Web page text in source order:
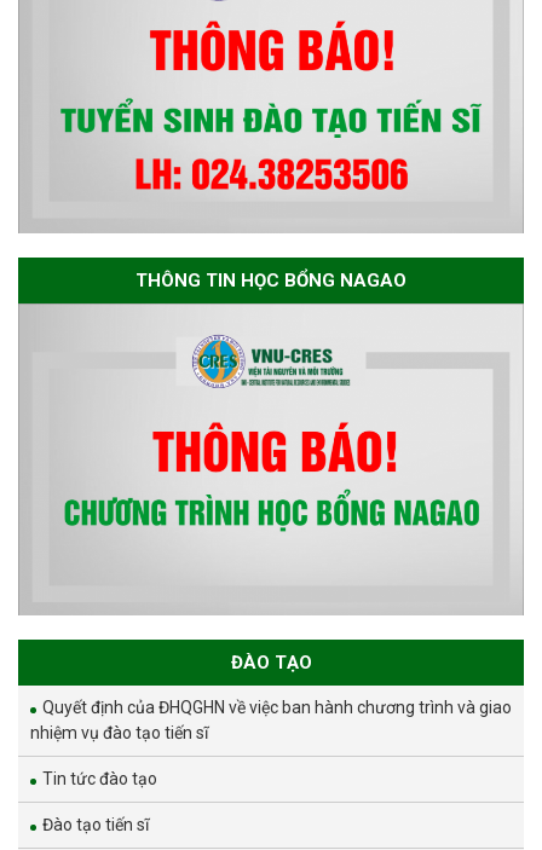
THÔNG TIN HỌC BỔNG NAGAO
ĐÀO TẠO
Quyết định của ĐHQGHN về việc ban hành chương trình và giao
nhiệm vụ đào tạo tiến sĩ
Tin tức đào tạo
Đào tạo tiến sĩ